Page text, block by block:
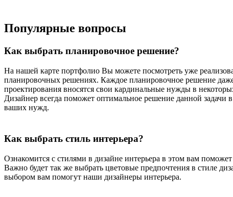
Популярные вопросы
Как выбрать планировочное решение?
На нашей карте портфолио Вы можете посмотреть уже
планировочных решениях. Каждое планировочное решение
проектирования вносятся свои кардинальные нужды в
Дизайнер всегда поможет оптимальное решение данной задачи
ваших нужд.
Как выбрать стиль интерьера?
Ознакомится с стилями в дизайне интерьера в этом вам
Важно будет так же выбрать цветовые предпочтения в стиле
выбором вам помогут наши дизайнеры интерьера.